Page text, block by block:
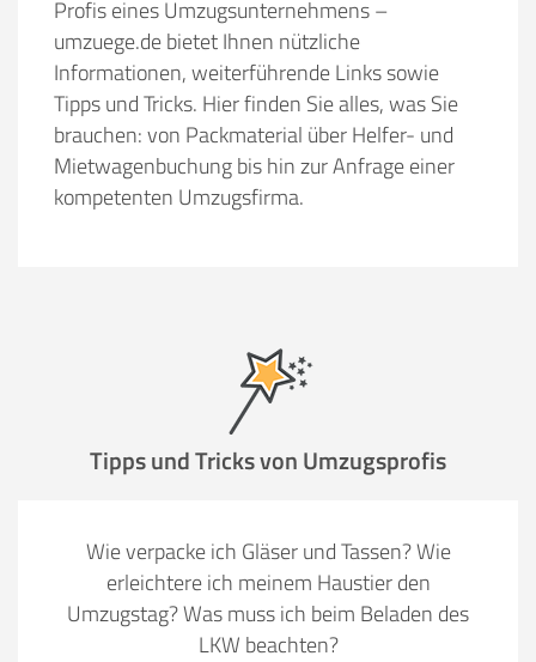
Profis eines Umzugsunternehmens –
umzuege.de bietet Ihnen nützliche
Informationen, weiterführende Links sowie
Tipps und Tricks. Hier finden Sie alles, was Sie
brauchen: von Packmaterial über Helfer- und
Mietwagenbuchung bis hin zur Anfrage einer
kompetenten Umzugsfirma.
Tipps und Tricks von Umzugsprofis
Wie verpacke ich Gläser und Tassen? Wie
erleichtere ich meinem Haustier den
Umzugstag? Was muss ich beim Beladen des
LKW beachten?